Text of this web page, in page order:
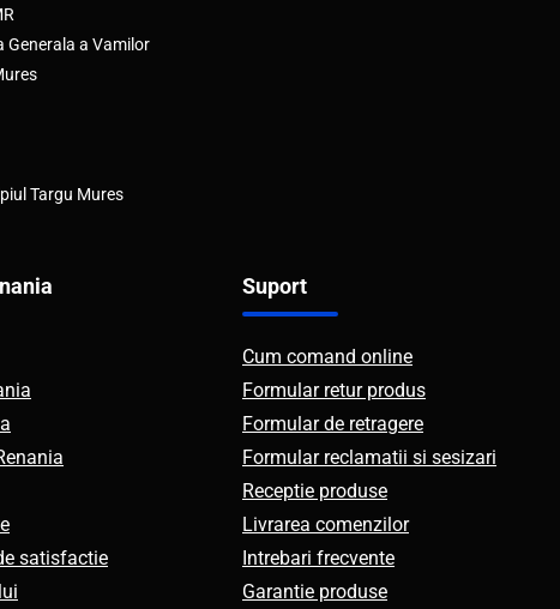
Generala a Vamilor
Targu Mures
satisfactie
Suport
Cum comand online
Formular retur produs
Formular de retragere
Formular reclamatii si sesizari
Receptie produse
Livrarea comenzilor
Intrebari frecvente
Garantie produse